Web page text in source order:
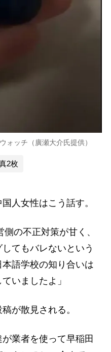
ォッチ（廣瀬大介氏提供）
2枚
人女性はこう話す。
側の不正対策が甘く、
てもバレないという
語学校の知り合いは
いましたよ」
が散見される。
業者を使って早稲田